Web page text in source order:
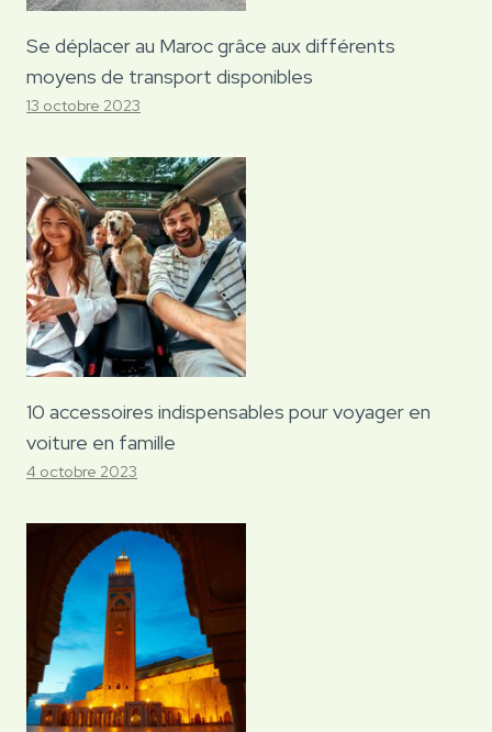
Se déplacer au Maroc grâce aux différents
moyens de transport disponibles
13 octobre 2023
10 accessoires indispensables pour voyager en
voiture en famille
4 octobre 2023